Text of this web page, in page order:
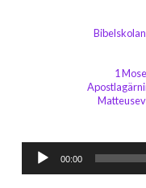
1
Ljudspelare
00:00